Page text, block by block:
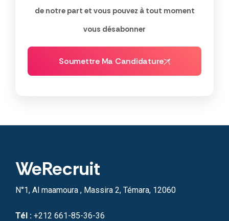
de notre part et vous pouvez à tout moment
vous désabonner
Soumettre Ma Candidature
WeRecruit
N°1, Al maamoura , Massira 2, Témara, 12060
Tél : +212 661-85-36-36